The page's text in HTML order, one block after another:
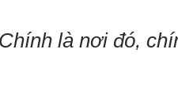
là nơi đó,